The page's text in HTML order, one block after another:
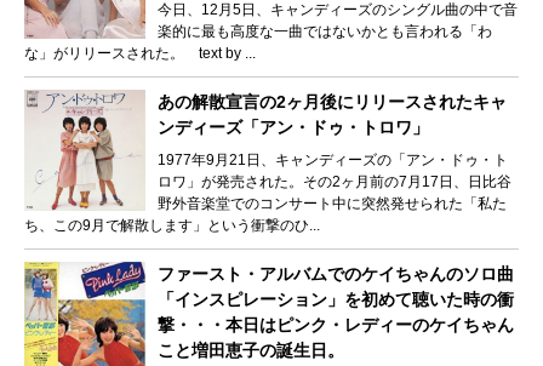
今日、12月5日、キャンディーズのシングル曲の中で音
楽的に最も高度な一曲ではないかとも言われる「わ
な」がリリースされた。 text by ...
あの解散宣言の2ヶ月後にリリースされたキャ
ンディーズ「アン・ドゥ・トロワ」
1977年9月21日、キャンディーズの「アン・ドゥ・ト
ロワ」が発売された。その2ヶ月前の7月17日、日比谷
野外音楽堂でのコンサート中に突然発せられた「私た
ち、この9月で解散します」という衝撃のひ...
ファースト・アルバムでのケイちゃんのソロ曲
「インスピレーション」を初めて聴いた時の衝
撃・・・本日はピンク・レディーのケイちゃん
こと増田恵子の誕生日。